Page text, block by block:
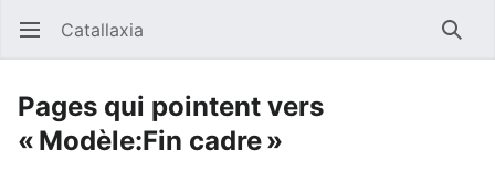
Ouvrir le menu principal Catallaxia
Pages qui pointent vers
« Modèle:Fin cadre »